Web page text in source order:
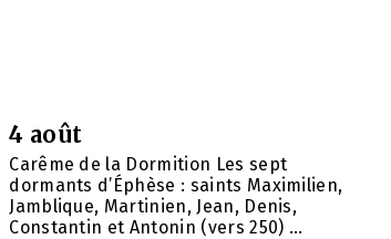
4 août
Carême de la Dormition Les sept
dormants d’Éphèse : saints Maximilien,
Jamblique, Martinien, Jean, Denis,
Constantin et Antonin (vers 250) ...